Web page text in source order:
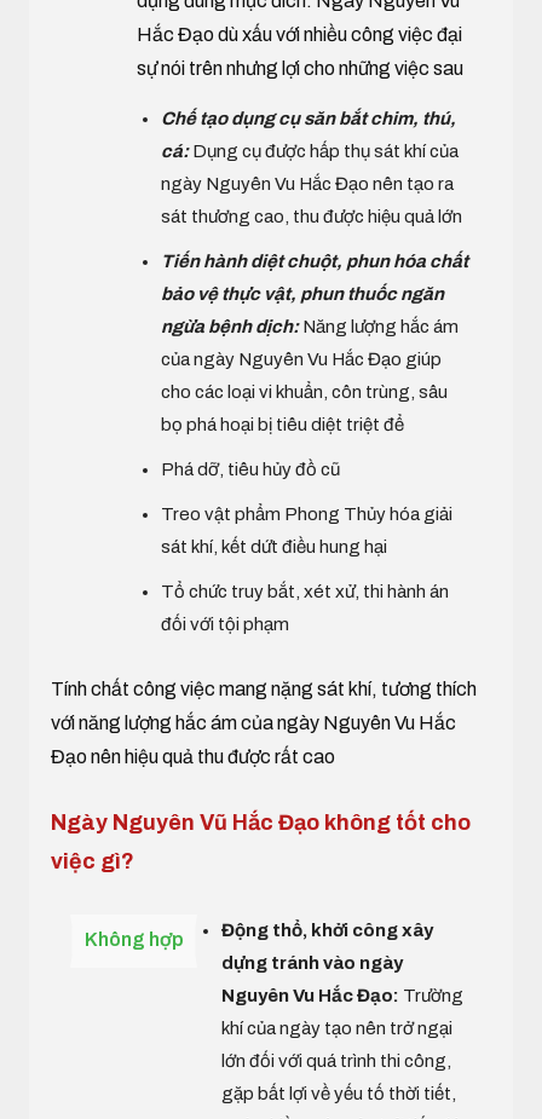
Hắc Đạo dù xấu với nhiều công việc đại
sự nói trên nhưng lợi cho những việc sau
Chế tạo dụng cụ săn bắt chim, thú,
cá:Dụng cụ được hấp thụ sát khí của
ngày Nguyên Vu Hắc Đạo nên tạo ra
sát thương cao, thu được hiệu quả lớn
Tiến hành diệt chuột, phun hóa chất
bảo vệ thực vật, phun thuốc ngăn
ngừa bệnh dịch:Năng lượng hắc ám
của ngày Nguyên Vu Hắc Đạo giúp
cho các loại vi khuẩn, côn trùng, sâu
bọ phá hoại bị tiêu diệt triệt để
Phá dỡ, tiêu hủy đồ cũ
Treo vật phẩm Phong Thủy hóa giải
sát khí, kết dứt điều hung hại
Tổ chức truy bắt, xét xử, thi hành án
đối với tội phạm
Tính chất công việc mang nặng sát khí, tương thích
với năng lượng hắc ám của ngày Nguyên Vu Hắc
Đạo nên hiệu quả thu được rất cao
Ngày Nguyên Vũ Hắc Đạo không tốt cho
việc gì?
Không hợp
Động thổ, khởi công xây
dựng tránh vào ngày
Nguyên Vu Hắc Đạo: Trường
khí của ngày tạo nên trở ngại
lớn đối với quá trình thi công,
gặp bất lợi về yếu tố thời tiết,